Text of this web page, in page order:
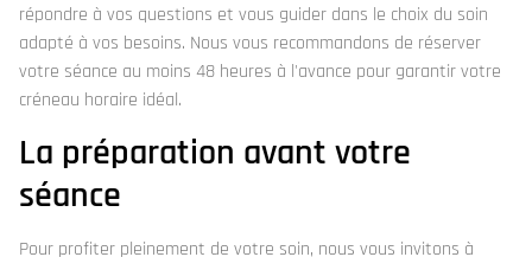
répondre à vos questions et vous guider dans le choix du soin
adapté à vos besoins. Nous vous recommandons de réserver
votre séance au moins 48 heures à l'avance pour garantir votre
créneau horaire idéal.
La préparation avant votre
séance
Pour profiter pleinement de votre soin, nous vous invitons à